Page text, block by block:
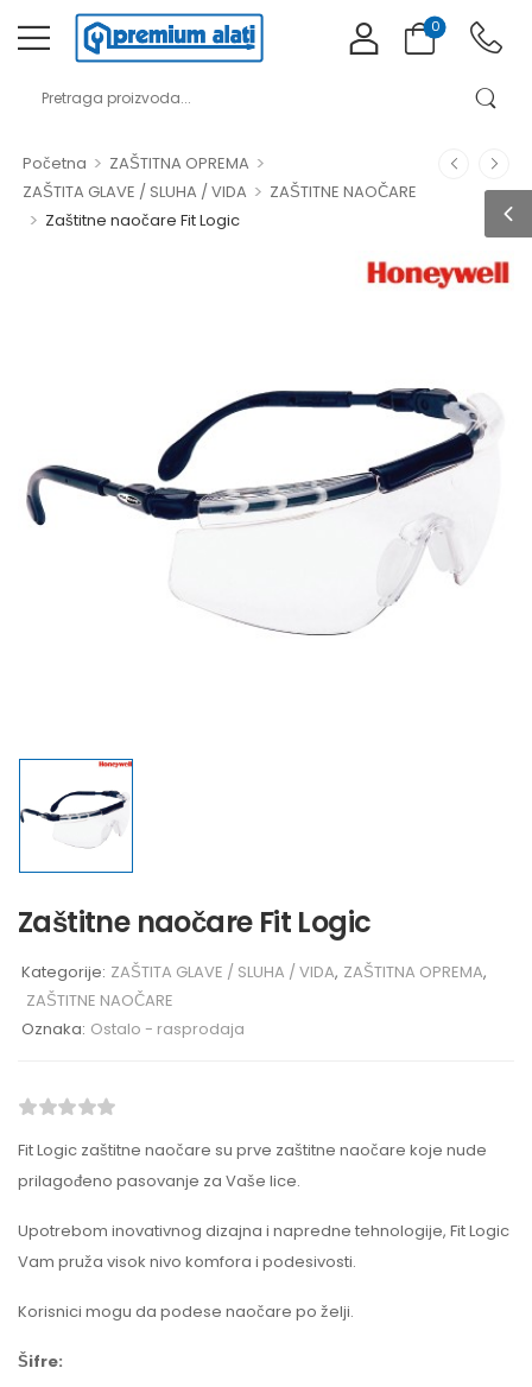
0
Početna > ZAŠTITNA OPREMA >
ZAŠTITA GLAVE / SLUHA / VIDA > ZAŠTITNE NAOČARE
> Zaštitne naočare Fit Logic
Zaštitne naočare Fit Logic
Kategorije: ZAŠTITA GLAVE / SLUHA / VIDA, ZAŠTITNA OPREMA,
ZAŠTITNE NAOČARE
Oznaka: Ostalo - rasprodaja
Fit Logic zaštitne naočare su prve zaštitne naočare koje nude
prilagođeno pasovanje za Vaše lice.
Upotrebom inovativnog dizajna i napredne tehnologije, Fit Logic
Vam pruža visok nivo komfora i podesivosti.
Korisnici mogu da podese naočare po želji.
Šifre: